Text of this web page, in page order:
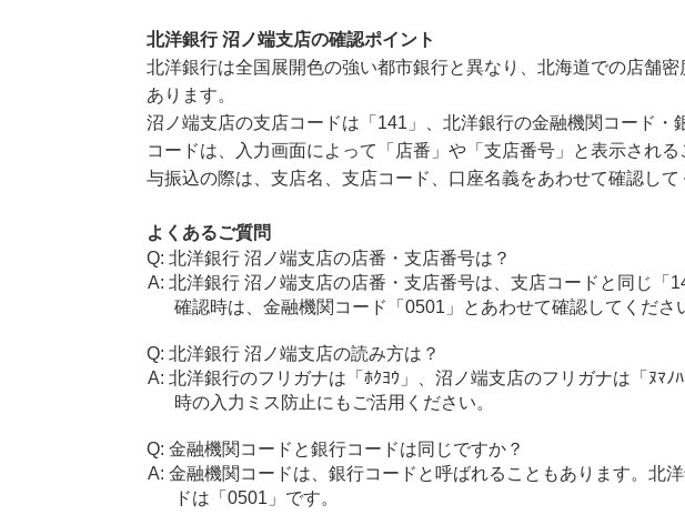
北洋銀行 沼ノ端支店の確認ポイント
北洋銀行は全国展開色の強い都市銀行と異なり、北海道での店舗
あります。
沼ノ端支店の支店コードは「141」、北洋銀行の金融機関コード・
コードは、入力画面によって「店番」や「支店番号」と表示され
与振込の際は、支店名、支店コード、口座名義をあわせて確認して
よくあるご質問
北洋銀行 沼ノ端支店の店番・支店番号は？
北洋銀行 沼ノ端支店の店番・支店番号は、支店コードと同じ「
確認時は、金融機関コード「0501」とあわせて確認してくださ
北洋銀行 沼ノ端支店の読み方は？
北洋銀行のフリガナは「ﾎｸﾖｳ」、沼ノ端支店のフリガナは「ﾇﾏ
時の入力ミス防止にもご活用ください。
金融機関コードと銀行コードは同じですか？
金融機関コードは、銀行コードと呼ばれることもあります。北
ドは「0501」です。